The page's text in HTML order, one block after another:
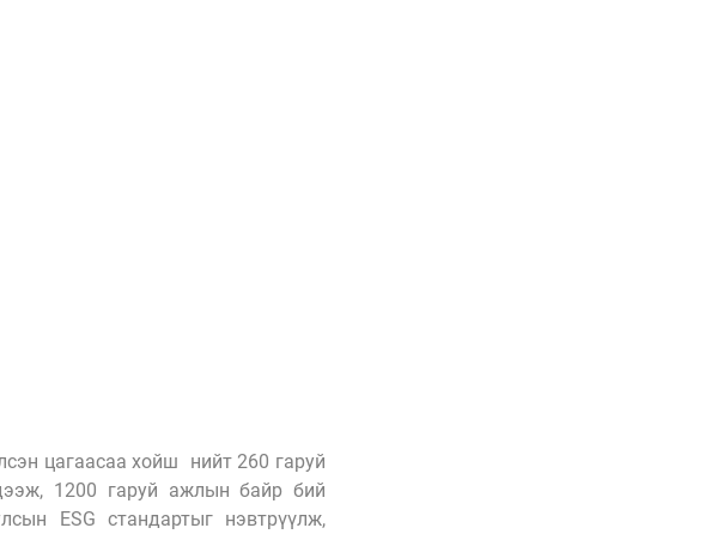
цагаасаа хойш  нийт 260 гаруй
1200 гаруй ажлын байр бий
ESG стандартыг нэвтрүүлж,